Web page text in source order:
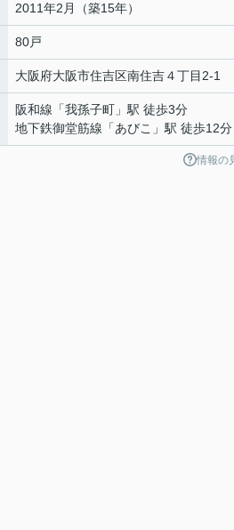
2011年2月（築15年）
80戸
大阪府大阪市住吉区南住吉４丁目2-1
阪和線 「我孫子町 」駅 徒歩3分
地下鉄御堂筋線 「あびこ 」駅 徒歩12分
情報の